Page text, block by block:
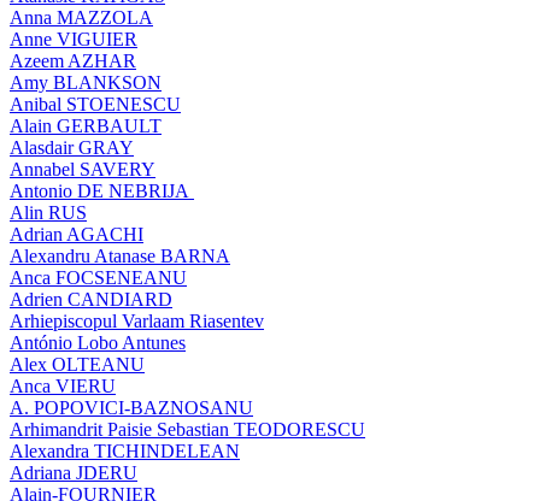
Anna MAZZOLA
Anne VIGUIER
Azeem AZHAR
Amy BLANKSON
Anibal STOENESCU
Alain GERBAULT
Alasdair GRAY
Annabel SAVERY
Antonio DE NEBRIJA
Alin RUS
Adrian AGACHI
Alexandru Atanase BARNA
Anca FOCSENEANU
Adrien CANDIARD
Arhiepiscopul Varlaam Riasentev
António Lobo Antunes
Alex OLTEANU
Anca VIERU
A. POPOVICI-BAZNOSANU
Arhimandrit Paisie Sebastian TEODORESCU
Alexandra TICHINDELEAN
Adriana JDERU
Alain-FOURNIER